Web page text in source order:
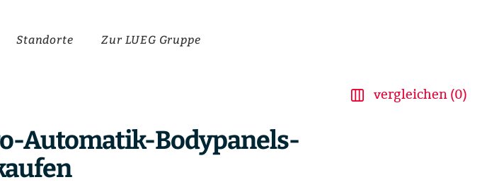
Standorte Zur LUEG Gruppe
vergleichen (0)
Automatik-Bodypanels-